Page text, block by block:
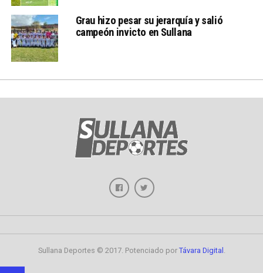
Grau hizo pesar su jerarquía y salió
campeón invicto en Sullana
Sullana Deportes © 2017. Potenciado por Távara Digital